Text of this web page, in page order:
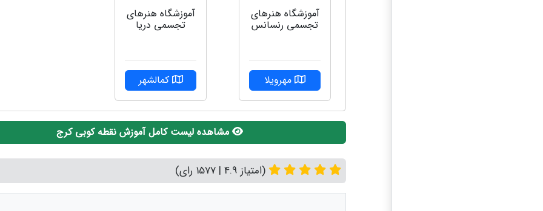
آموزشگاه هنرهای
تجسمی رنسانس
مهرویلا
آموزشگاه هنرهای
تجسمی دریا
کمالشهر
مشاهده لیست کامل آموزش نقطه کوبی کرج
(امتیاز 4.9 | 1577 رای)